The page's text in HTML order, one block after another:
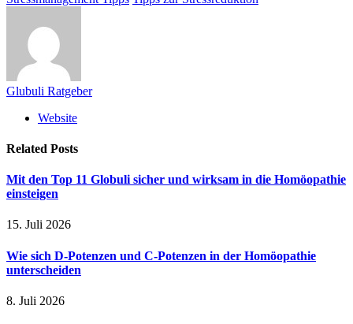
Glubuli Ratgeber
Website
Related Posts
Mit den Top 11 Globuli sicher und wirksam in die Homöopathie
einsteigen
15. Juli 2026
Wie sich D-Potenzen und C-Potenzen in der Homöopathie
unterscheiden
8. Juli 2026